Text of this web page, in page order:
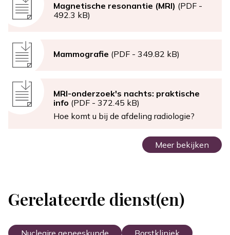
Document
Magnetische resonantie (MRI) (PDF -
492.3 kB)
Document
Mammografie (PDF - 349.82 kB)
Document
MRI-onderzoek's nachts: praktische
info (PDF - 372.45 kB)
Hoe komt u bij de afdeling radiologie?
Meer bekijken
Gerelateerde dienst(en)
Nucleaire geneeskunde
Borstkliniek